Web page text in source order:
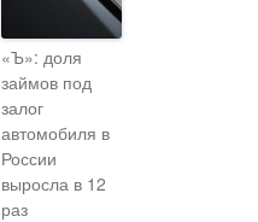
«Ъ»: доля
займов под
залог
автомобиля в
России
выросла в 12
раз